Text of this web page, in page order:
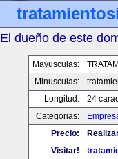
El dueño de este
Mayusculas:
Minusculas:
Longitud:
24
Categorias:
Precio:
Visitar!